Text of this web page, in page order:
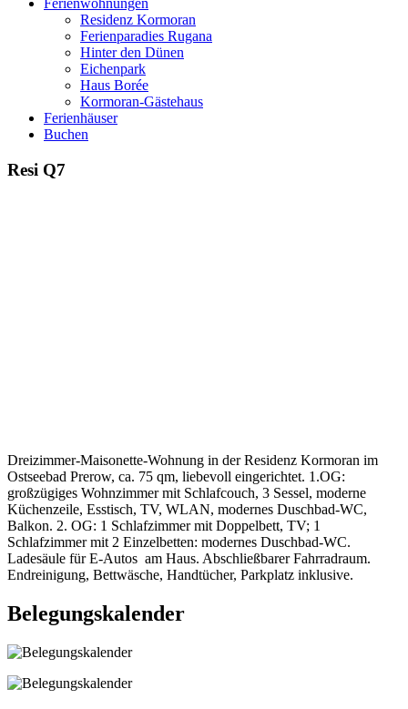
Ferienwohnungen
Residenz Kormoran
Ferienparadies Rugana
Hinter den Dünen
Eichenpark
Haus Borée
Kormoran-Gästehaus
Ferienhäuser
Buchen
Resi Q7
Dreizimmer-Maisonette-Wohnung in der Residenz Kormoran im
Ostseebad Prerow, ca. 75 qm, liebevoll eingerichtet. 1.OG:
großzügiges Wohnzimmer mit Schlafcouch, 3 Sessel, moderne
Küchenzeile, Esstisch, TV, WLAN, modernes Duschbad-WC,
Balkon. 2. OG: 1 Schlafzimmer mit Doppelbett, TV; 1
Schlafzimmer mit 2 Einzelbetten: modernes Duschbad-WC.
Ladesäule für E-Autos am Haus. Abschließbarer Fahrradraum.
Endreinigung, Bettwäsche, Handtücher, Parkplatz inklusive.
Belegungskalender